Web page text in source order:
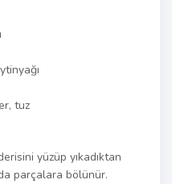
tuz
yüzüp yıkadıktan
parçalara bölünür.